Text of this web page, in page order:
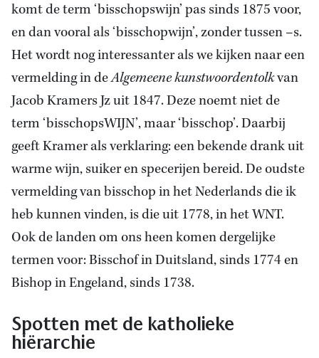
komt de term ‘bisschopswijn’ pas sinds 1875 voor,
en dan vooral als ‘bisschopwijn’, zonder tussen –s.
Het wordt nog interessanter als we kijken naar een
vermelding in deAlgemeene kunstwoordentolkvan
Jacob Kramers Jz uit 1847. Deze noemt niet de
term ‘bisschopsWIJN’, maar ‘bisschop’. Daarbij
geeft Kramer als verklaring: een bekende drank uit
warme wijn, suiker en specerijen bereid. De oudste
vermelding van bisschop in het Nederlands die ik
heb kunnen vinden, is die uit 1778, in het WNT.
Ook de landen om ons heen komen dergelijke
termen voor: Bisschof in Duitsland, sinds 1774 en
Bishop in Engeland, sinds 1738.
Spotten met de katholieke
hiërarchie